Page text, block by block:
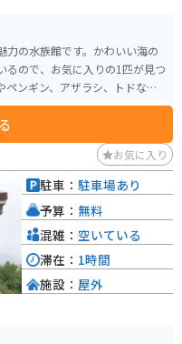
力の水族館です。かわいい海の
るので、お気に入りの1匹が見つ
ンギン、アザラシ、トドなど多
お気に入り
駐車： 駐車場あり
予算： 無料
混雑： 空いている
滞在： 1時間
施設： 屋外